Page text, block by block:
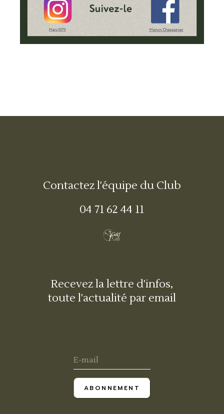
Contactez l'équipe du Club
04 71 62 44 11
Recevez la lettre d'infos,
toute l'actualité par email
ABONNEMENT